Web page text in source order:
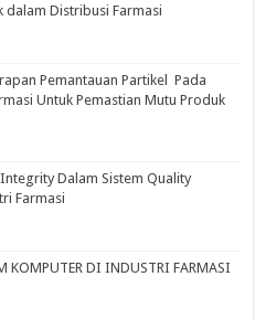
dalam Distribusi Farmasi
Pemantauan Partikel Pada
Untuk Pemastian Mutu Produk
Dalam Sistem Quality
Farmasi
KOMPUTER DI INDUSTRI FARMASI